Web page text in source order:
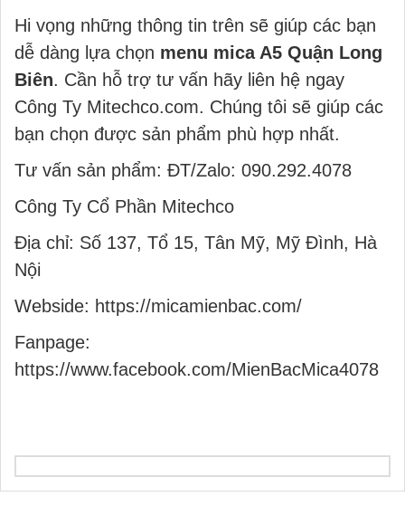
Hi vọng những thông tin trên sẽ giúp các bạn
dễ dàng lựa chọn menu mica A5 Quận Long
Biên. Cần hỗ trợ tư vấn hãy liên hệ ngay
Công Ty Mitechco.com. Chúng tôi sẽ giúp các
bạn chọn được sản phẩm phù hợp nhất.
Tư vấn sản phẩm: ĐT/Zalo: 090.292.4078
Công Ty Cổ Phần Mitechco
Địa chỉ: Số 137, Tổ 15, Tân Mỹ, Mỹ Đình, Hà
Nội
Webside: https://micamienbac.com/
Fanpage:
https://www.facebook.com/MienBacMica4078